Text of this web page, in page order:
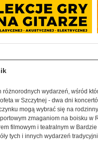
różnorodnych wydarzeń, wśród
w Szczytnej - dwa dni
mogą wybrać się na
zmaganiom na boisku w
filmowym i teatralnym w
tych i innych wydarzeń